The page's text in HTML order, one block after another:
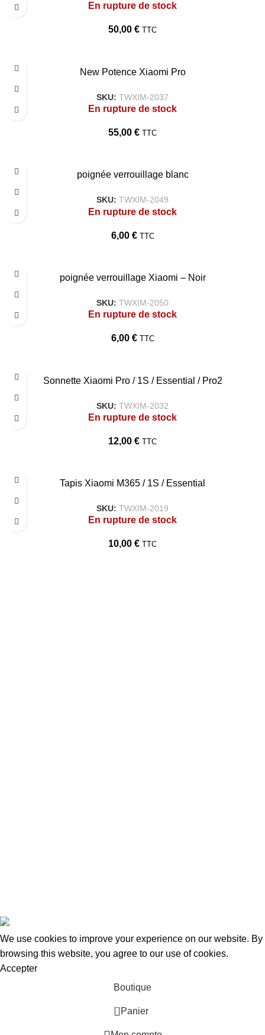
En rupture de stock
50,00 € TTC
New Potence Xiaomi Pro
SKU: TWXIM-2037
En rupture de stock
55,00 € TTC
poignée verrouillage blanc
SKU: TWXIM-2049
En rupture de stock
6,00 € TTC
poignée verrouillage Xiaomi – Noir
SKU: TWXIM-2050
En rupture de stock
6,00 € TTC
Sonnette Xiaomi Pro / 1S / Essential / Pro2
SKU: TWXIM-2032
En rupture de stock
12,00 € TTC
Tapis Xiaomi M365 / 1S / Essential
SKU: TWXIM-2019
En rupture de stock
10,00 € TTC
We use cookies to improve your experience on our website. By
browsing this website, you agree to our use of cookies.
Accepter
Boutique
0 Panier